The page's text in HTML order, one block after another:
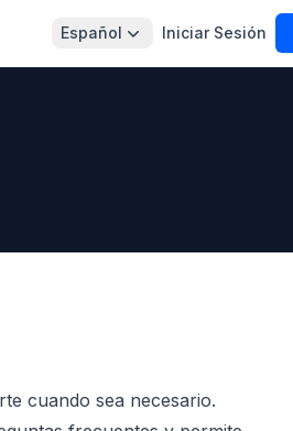
Español Iniciar Sesión
cuando sea necesario.